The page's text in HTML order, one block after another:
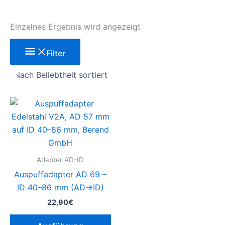
Einzelnes Ergebnis wird angezeigt
Filter
Adapter AD-ID
Auspuffadapter AD 69 –
ID 40–86 mm (AD→ID)
22,90€